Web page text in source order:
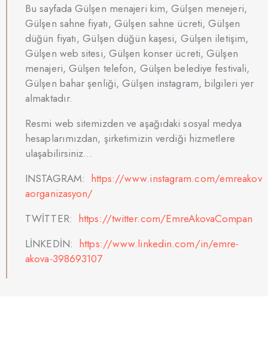
Bu sayfada Gülşen menajeri kim, Gülşen menejeri,
Gülşen sahne fiyatı, Gülşen sahne ücreti, Gülşen
düğün fiyatı, Gülşen düğün kaşesi, Gülşen iletişim,
Gülşen web sitesi, Gülşen konser ücreti, Gülşen
menajeri, Gülşen telefon, Gülşen belediye festivali,
Gülşen bahar şenliği, Gülşen instagram, bilgileri yer
almaktadır.
Resmi web sitemizden ve aşağıdaki sosyal medya
hesaplarımızdan, şirketimizin verdiği hizmetlere
ulaşabilirsiniz…
INSTAGRAM: https://www.instagram.com/emreakov
aorganizasyon/
TWİTTER: https://twitter.com/EmreAkovaCompan
LİNKEDİN: https://www.linkedin.com/in/emre-
akova-398693107